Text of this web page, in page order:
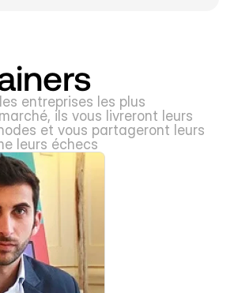
entreprises les plus
ils vous livreront leurs
et vous partageront leurs
leurs échecs